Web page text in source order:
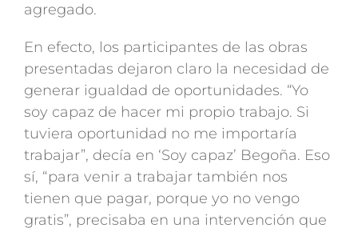
agregado.
En efecto, los participantes de las obras
presentadas dejaron claro la necesidad de
generar igualdad de oportunidades. “Yo
soy capaz de hacer mi propio trabajo. Si
tuviera oportunidad no me importaría
trabajar”, decía en ‘Soy capaz’ Begoña. Eso
sí, “para venir a trabajar también nos
tienen que pagar, porque yo no vengo
gratis”, precisaba en una intervención que